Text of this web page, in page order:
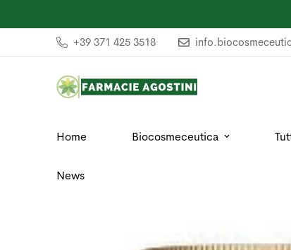
+39 371 425 3518
Home Biocosmeceutica
News